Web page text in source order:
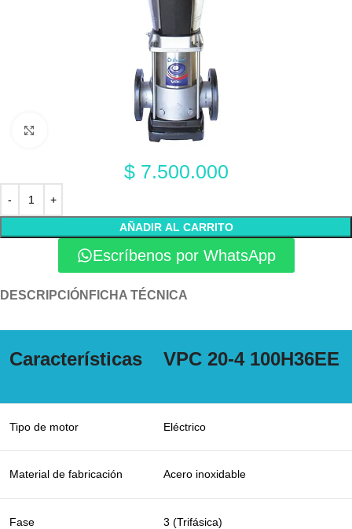
$7.500.000
AÑADIR AL CARRITO
Escríbenos por WhatsApp
DESCRIPCIÓN FICHA TÉCNICA
Características VPC 20-4 100H36EE
Tipo de motor Eléctrico
Material de fabricación Acero inoxidable
Fase 3 (Trifásica)